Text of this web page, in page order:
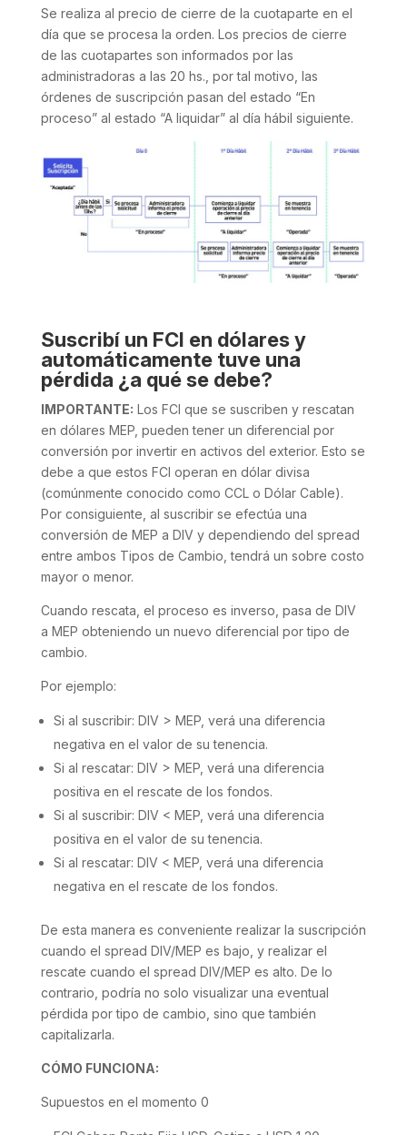
Se realiza al precio de cierre de la cuotaparte en el
día que se procesa la orden. Los precios de cierre
de las cuotapartes son informados por las
administradoras a las 20 hs., por tal motivo, las
órdenes de suscripción pasan del estado “En
proceso” al estado “A liquidar” al día hábil siguiente.
Suscribí un FCI en dólares y
automáticamente tuve una
pérdida ¿a qué se debe?
IMPORTANTE: Los FCI que se suscriben y rescatan
en dólares MEP, pueden tener un diferencial por
conversión por invertir en activos del exterior. Esto se
debe a que estos FCI operan en dólar divisa
(comúnmente conocido como CCL o Dólar Cable).
Por consiguiente, al suscribir se efectúa una
conversión de MEP a DIV y dependiendo del spread
entre ambos Tipos de Cambio, tendrá un sobre costo
mayor o menor.
Cuando rescata, el proceso es inverso, pasa de DIV
a MEP obteniendo un nuevo diferencial por tipo de
cambio.
Por ejemplo:
Si al suscribir: DIV > MEP, verá una diferencia
negativa en el valor de su tenencia.
Si al rescatar: DIV > MEP, verá una diferencia
positiva en el rescate de los fondos.
Si al suscribir: DIV < MEP, verá una diferencia
positiva en el valor de su tenencia.
Si al rescatar: DIV < MEP, verá una diferencia
negativa en el rescate de los fondos.
De esta manera es conveniente realizar la suscripción
cuando el spread DIV/MEP es bajo, y realizar el
rescate cuando el spread DIV/MEP es alto. De lo
contrario, podría no solo visualizar una eventual
pérdida por tipo de cambio, sino que también
capitalizarla.
CÓMO FUNCIONA:
Supuestos en el momento 0